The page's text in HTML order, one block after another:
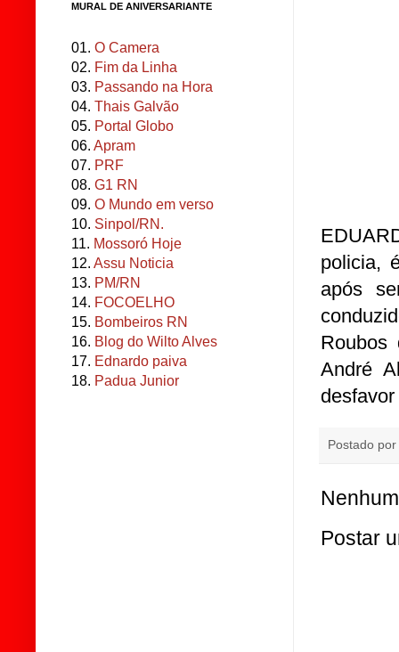
policia,
após
Roubos
André
Postado por
Postar
MURAL DE ANIVERSARIANTE
01. O Camera
02. Fim da Linha
03. Passando na Hora
04. Thais Galvão
05. Portal Globo
06. Apram
07. PRF
08. G1 RN
09. O Mundo em verso
10. Sinpol/RN.
11. Mossoró Hoje
12. Assu Noticia
13. PM/RN
14. FOCOELHO
15. Bombeiros RN
16. Blog do Wilto Alves
17. Ednardo paiva
18. Padua Junior